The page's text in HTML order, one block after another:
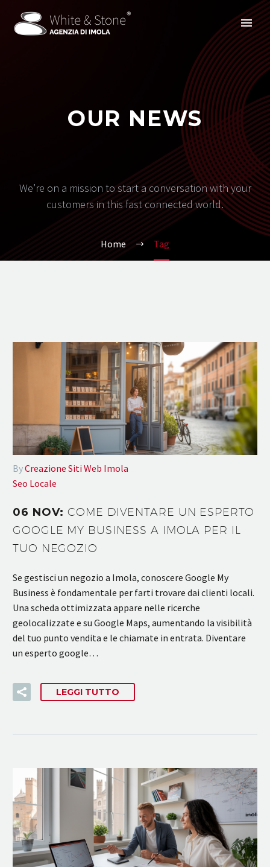
OUR NEWS
We’re on a mission to start a conversation with your
customers in this fast connected world.
Home Tag
ByCreazione Siti Web Imola
Seo Locale
06 NOV:COME DIVENTARE UN ESPERTO
GOOGLE MY BUSINESS A IMOLA PER IL
TUO NEGOZIO
Se gestisci un negozio a Imola, conoscere Google My
Business è fondamentale per farti trovare dai clienti locali.
Una scheda ottimizzata appare nelle ricerche
geolocalizzate e su Google Maps, aumentando la visibilità
del tuo punto vendita e le chiamate in entrata. Diventare
un esperto google…
LEGGI TUTTO